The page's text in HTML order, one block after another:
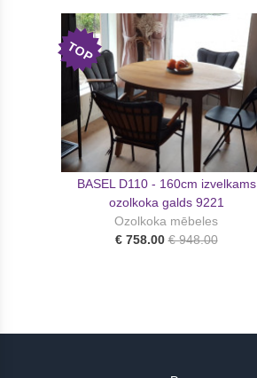
TOP
BASEL D110 - 160cm izvelkams
ozolkoka galds 9221
Ozolkoka mēbeles
€ 758.00 € 948.00